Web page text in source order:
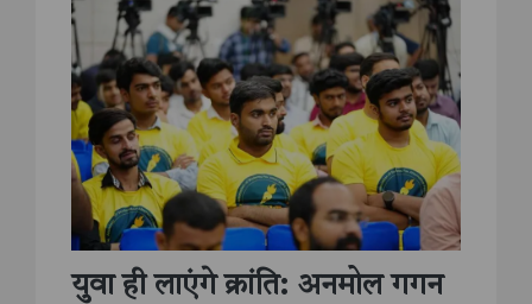
युवा ही लाएंगे क्रांति: अनमोल गगन